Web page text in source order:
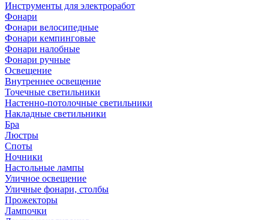
Инструменты для электроработ
Фонари
Фонари велосипедные
Фонари кемпинговые
Фонари налобные
Фонари ручные
Освещение
Внутреннее освещение
Точечные светильники
Настенно-потолочные светильники
Накладные светильники
Бра
Люстры
Споты
Ночники
Настольные лампы
Уличное освещение
Уличные фонари, столбы
Прожекторы
Лампочки